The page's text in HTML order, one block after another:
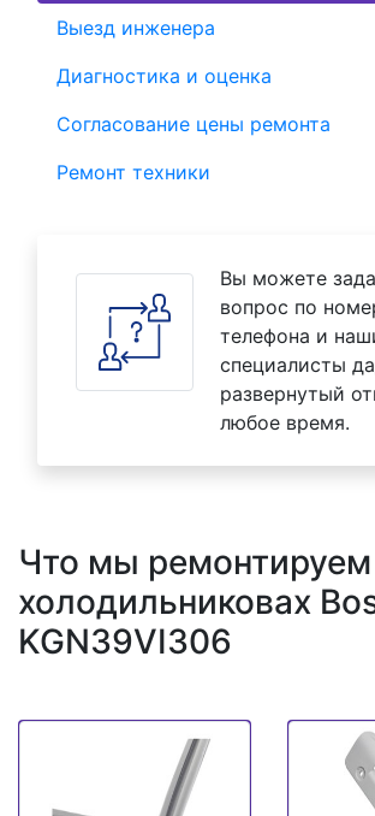
Выезд инженера
Диагностика и оценка
Согласование цены ремонта
Ремонт техники
Вы можете
вопрос по
телефона и
специалисты
развернутый
любое время.
Что мы ремонтируем
холодильниковах
KGN39VI306